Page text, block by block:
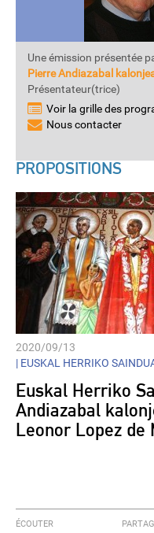
Une émission présentée
Pierre Andiazabal
Présentateur(trice)
Voir la grille des
Nous contacter
PROPOSITIONS
2020/09/13
| EUSKAL HERRIKO
Euskal Herriko
Andiazabal
Leonor Lopez de
ÉCOUTER